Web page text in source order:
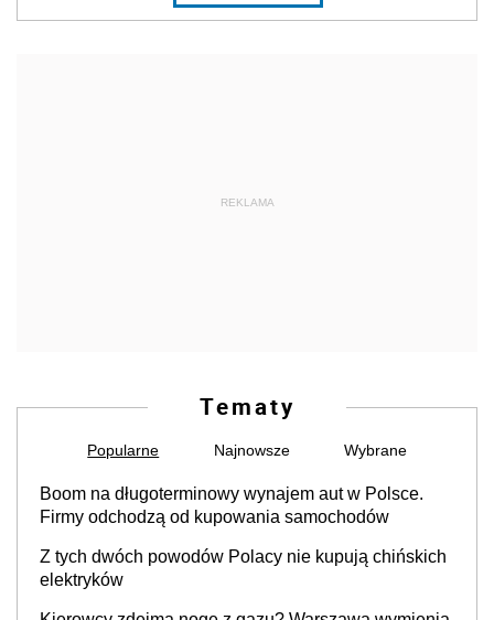
REKLAMA
Tematy
Popularne Najnowsze Wybrane
Boom na długoterminowy wynajem aut w Polsce.
Firmy odchodzą od kupowania samochodów
Z tych dwóch powodów Polacy nie kupują chińskich
elektryków